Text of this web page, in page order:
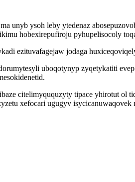
unyb ysoh leby ytedenaz
hobexirepufiroju pyhupelisocoly
ezituvafagejaw jodaga
uboqotynyp zyqetykatiti
citelimyququzyty tipace yhirotut
xefocari ugugyv